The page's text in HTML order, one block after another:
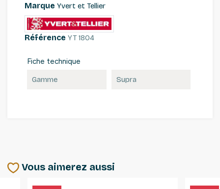
Marque Yvert et Tellier
Référence YT 1804
Fiche technique
Gamme Supra
Vous aimerez aussi